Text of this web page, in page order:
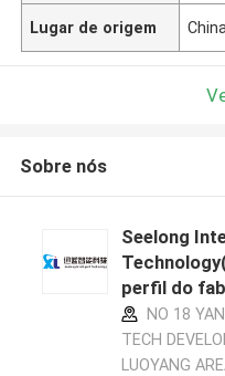
Lugar de origem
Sobre nós
Seelong
perfil do
NO 18
TECH
LUOYANG